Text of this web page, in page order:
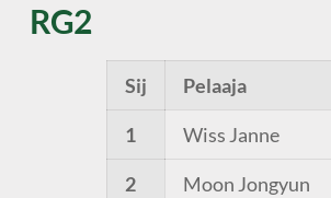
RG2
Sij Pelaaja
1 Wiss Janne
2 Moon Jongyun